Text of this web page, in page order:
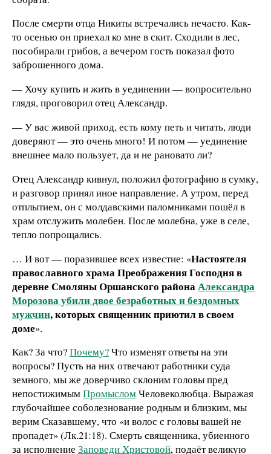
После смерти отца Никиты встречались нечасто. Как-
то осенью он приехал ко мне в скит. Сходили в лес,
пособирали грибов, а вечером гость показал фото
заброшенного дома.
— Хочу купить и жить в уединении — вопросительно
глядя, проговорил отец Александр.
— У вас живой приход, есть кому петь и читать, люди
доверяют — это очень много! И потом — уединение
внешнее мало пользует, да и не рановато ли?
Отец Александр кивнул, положил фотографию в сумку,
и разговор принял иное направление. А утром, перед
отплытием, он с молдавскими паломниками пошёл в
храм отслужить молебен. После молебна, уже в селе,
тепло попрощались.
… И вот — поразившее всех известие: «Настоятеля
православного храма Преображения Господня в
деревне Смоляны Оршанского районаАлександра
Морозова убили двое безработных и бездомных
мужчин, которых священник приютил в своем
доме».
Как? За что?Почему?Что изменят ответы на эти
вопросы? Пусть на них отвечают работники суда
земного, мы же доверчиво склоним головы пред
непостижимымПромысломЧеловеколюбца. Выражая
глубочайшее соболезнование родным и близким, мы
верим Сказавшему, что «и волос с головы вашей не
пропадет»(Лк.21:18). Смерть священника, убиенного
за исполнение Заповеди Христовой, подаёт великую